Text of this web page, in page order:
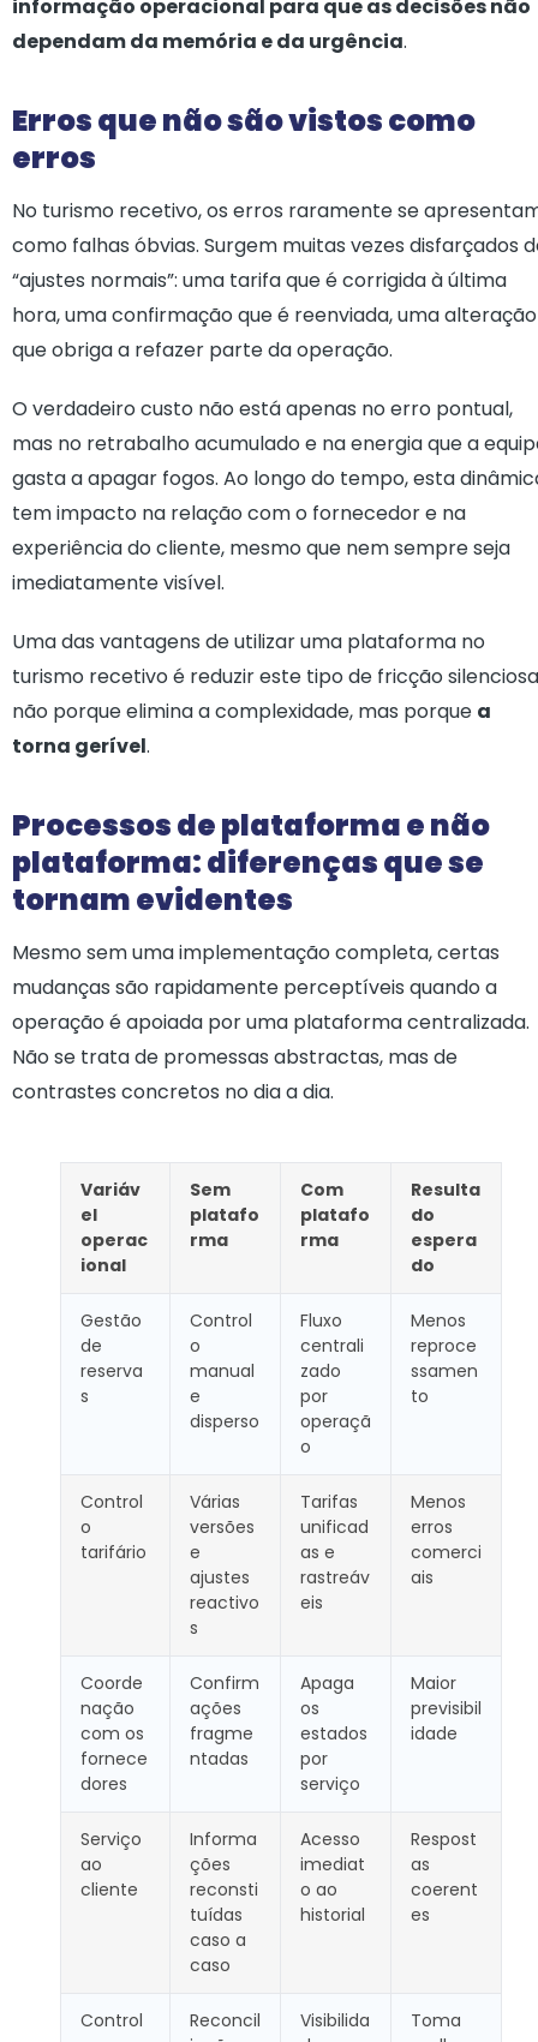
informação operacional para que as decisões não
dependam da memória e da urgência.
Erros que não são vistos como
erros
No turismo recetivo, os erros raramente se
como falhas óbvias. Surgem muitas vezes disfarçados
“ajustes normais”: uma tarifa que é corrigida à última
hora, uma confirmação que é reenviada, uma alteração
que obriga a refazer parte da operação.
O verdadeiro custo não está apenas no erro pontual,
mas no retrabalho acumulado e na energia que a
gasta a apagar fogos. Ao longo do tempo, esta
tem impacto na relação com o fornecedor e na
experiência do cliente, mesmo que nem sempre seja
imediatamente visível.
Uma das vantagens de utilizar uma plataforma no
turismo recetivo é reduzir este tipo de fricção
não porque elimina a complexidade, mas porque a
torna gerível.
Processos de plataforma e não
plataforma: diferenças que se
tornam evidentes
Mesmo sem uma implementação completa, certas
mudanças são rapidamente perceptíveis quando a
operação é apoiada por uma plataforma centralizada.
Não se trata de promessas abstractas, mas de
contrastes concretos no dia a dia.
Variáv
el
operac
ional
Sem
platafo
rma
Com
platafo
rma
Resulta
do
espera
do
Gestão
de
reserva
s
Control
o
manual
e
disperso
Fluxo
centrali
zado
por
operaçã
o
Menos
reproce
ssamen
to
Control
o
tarifário
Várias
versões
e
ajustes
reactivo
s
Tarifas
unificad
as e
rastreáv
eis
Menos
erros
comerci
ais
Coorde
nação
com os
fornece
dores
Confirm
ações
fragme
ntadas
Apaga
os
estados
por
serviço
Maior
previsibil
idade
Serviço
ao
cliente
Informa
ções
reconsti
tuídas
caso a
caso
Acesso
imediat
o ao
historial
Respost
as
coerent
es
Control
Reconcil
Visibilida
Toma